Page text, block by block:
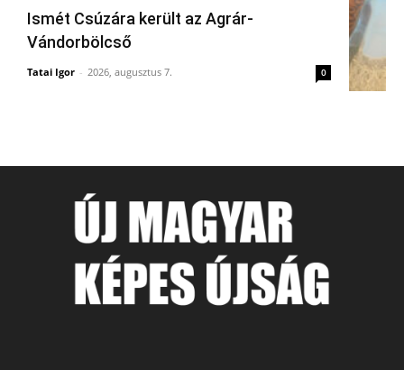
Ismét Csúzára került az Agrár-
Vándorbölcső
Tatai Igor - 2026, augusztus 7. 0